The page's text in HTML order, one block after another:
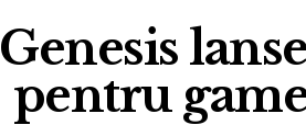
Genesis
pentru